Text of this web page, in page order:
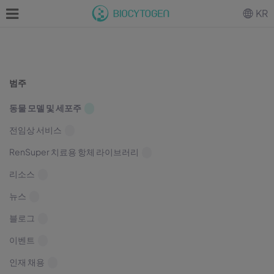
범주
동물 모델 및 세포주
전임상 서비스
RenSuper 치료용 항체 라이브러리
리소스
뉴스
블로그
이벤트
인재 채용
KR